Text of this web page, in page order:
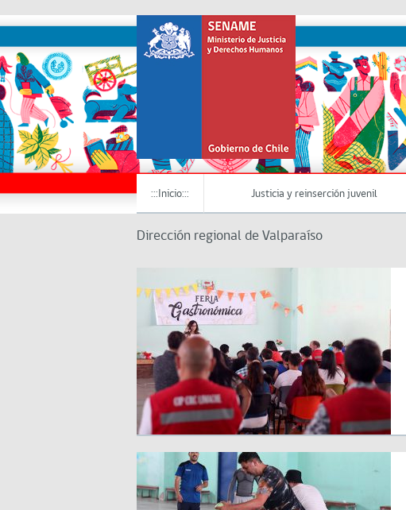
:::Inicio::: Justicia y reinserción juvenil
Dirección regional de Valparaíso